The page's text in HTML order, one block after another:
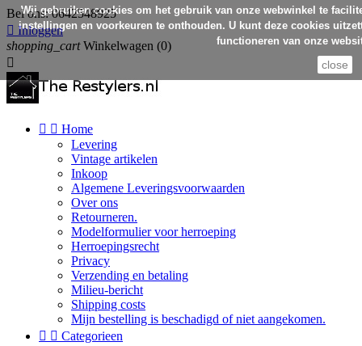
Bel ons:0642548925
 Inloggen
shopping_cart Winkelwagen (0)

  Home
Levering
Vintage artikelen
Inkoop
Algemene Leveringsvoorwaarden
Over ons
Retourneren.
Modelformulier voor herroeping
Herroepingsrecht
Privacy
Verzending en betaling
Milieu-bericht
Shipping costs
Mijn bestelling is beschadigd of niet aangekomen.
  Categorieen
Wij gebruiken cookies om het gebruik van onze webwinkel te
instellingen en voorkeuren te onthouden. U kunt deze cookies
functioneren van onze
close